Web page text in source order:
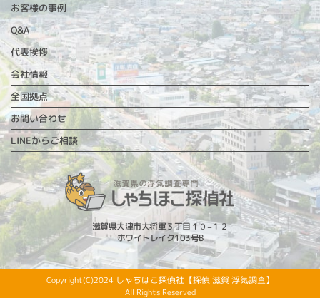
お客様の事例
Q&A
代表挨拶
会社情報
全国拠点
お問い合わせ
LINEからご相談
滋賀県大津市大将軍３丁目１０−１２
ホワイトレイク103号B
Copyright(C)2024 しゃちほこ探偵社【探偵 滋賀 浮気調査】
All Rights Reserved